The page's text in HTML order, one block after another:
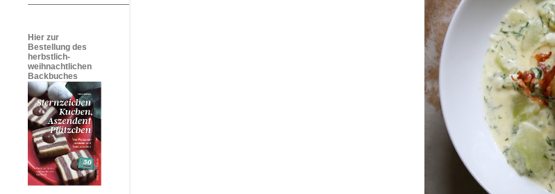
Hier zur
Bestellung des
herbstlich-
weihnachtlichen
Backbuches